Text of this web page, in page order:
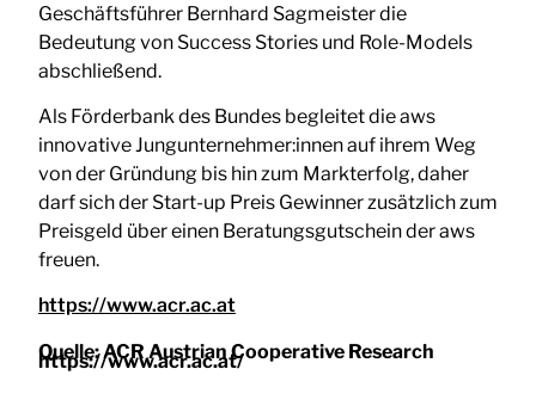
Geschäftsführer Bernhard Sagmeister die
Bedeutung von Success Stories und Role-Models
abschließend.
Als Förderbank des Bundes begleitet die aws
innovative Jungunternehmer:innen auf ihrem Weg
von der Gründung bis hin zum Markterfolg, daher
darf sich der Start-up Preis Gewinner zusätzlich zum
Preisgeld über einen Beratungsgutschein der aws
freuen.
https://www.acr.ac.at
Quelle:ACR Austrian Cooperative Research
https://www.acr.ac.at/